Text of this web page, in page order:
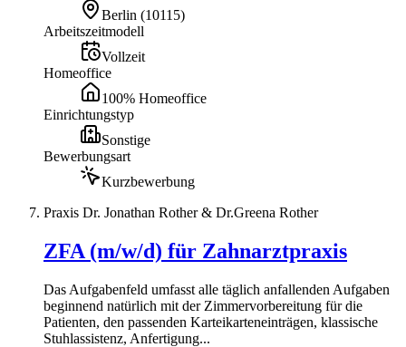
Berlin (10115)
Arbeitszeitmodell
Vollzeit
Homeoffice
100% Homeoffice
Einrichtungstyp
Sonstige
Bewerbungsart
Kurzbewerbung
Praxis Dr. Jonathan Rother & Dr.Greena Rother
ZFA (m/w/d) für Zahnarztpraxis
Das Aufgabenfeld umfasst alle täglich anfallenden Aufgaben
beginnend natürlich mit der Zimmervorbereitung für die
Patienten, den passenden Karteikarteneinträgen, klassische
Stuhlassistenz, Anfertigung...